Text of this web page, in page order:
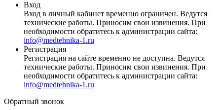
Вход
Вход в личный кабинет временно ограничен. Ведутся
технические работы. Приносим свои извинения. При
необходимости обратитесь к администрации сайта:
info@medtehnika-1.ru
Регистрация
Регистрация на сайте временно не доступна. Ведутся
технические работы. Приносим свои извинения. При
необходимости обратитесь к администрации сайта:
info@medtehnika-1.ru
Обратный звонок